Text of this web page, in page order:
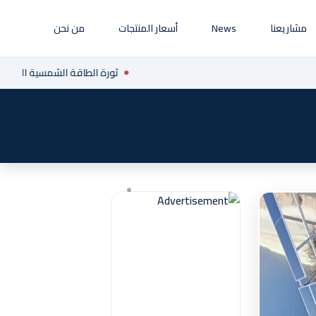
مشاريعنا News أسعار المنتجات من نحن
ثورة الطاقة الشمسية